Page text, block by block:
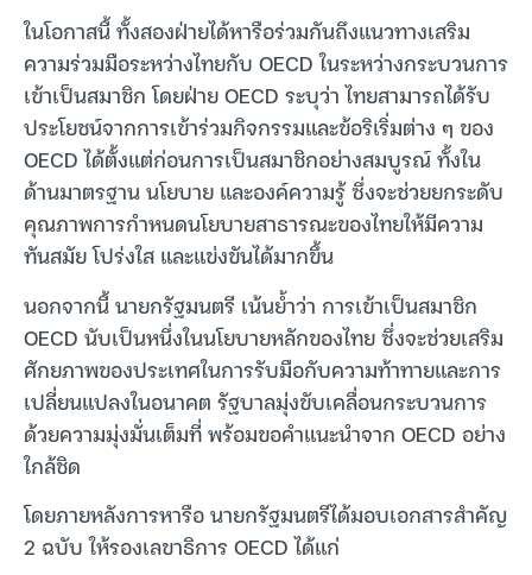
ในโอกาสนี้ ทั้งสองฝ่ายได้หารือร่วมกันถึงแนวทางเสริม
ความร่วมมือระหว่างไทยกับ OECD ในระหว่างกระบวนการ
เข้าเป็นสมาชิก โดยฝ่าย OECD ระบุว่า ไทยสามารถได้รับ
ประโยชน์จากการเข้าร่วมกิจกรรมและข้อริเริ่มต่าง ๆ ของ
OECD ได้ตั้งแต่ก่อนการเป็นสมาชิกอย่างสมบูรณ์ ทั้งใน
ด้านมาตรฐาน นโยบาย และองค์ความรู้ ซึ่งจะช่วยยกระดับ
คุณภาพการกำหนดนโยบายสาธารณะของไทยให้มีความ
ทันสมัย โปร่งใส และแข่งขันได้มากขึ้น
นอกจากนี้ นายกรัฐมนตรี เน้นย้ำว่า การเข้าเป็นสมาชิก
OECD นับเป็นหนึ่งในนโยบายหลักของไทย ซึ่งจะช่วยเสริม
ศักยภาพของประเทศในการรับมือกับความท้าทายและการ
เปลี่ยนแปลงในอนาคต รัฐบาลมุ่งขับเคลื่อนกระบวนการ
ด้วยความมุ่งมั่นเต็มที่ พร้อมขอคำแนะนำจาก OECD อย่าง
ใกล้ชิด
โดยภายหลังการหารือ นายกรัฐมนตรีได้มอบเอกสารสำคัญ
2 ฉบับ ให้รองเลขาธิการ OECD ได้แก่